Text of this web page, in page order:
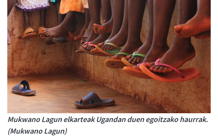
Mukwano Lagun elkarteak Ugandan duen egoitzako haurrak.
(Mukwano Lagun)